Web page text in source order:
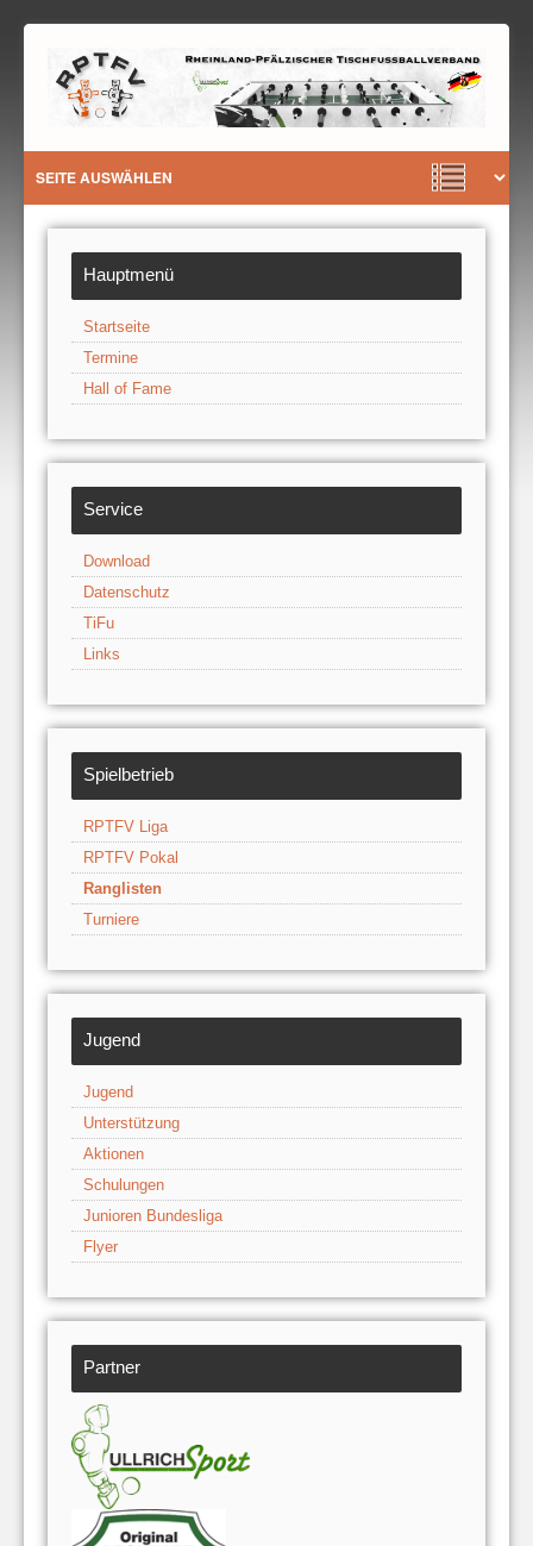
Hauptmenü
Startseite
Termine
Hall of Fame
Service
Download
Datenschutz
TiFu
Links
Spielbetrieb
RPTFV Liga
RPTFV Pokal
Ranglisten
Turniere
Jugend
Jugend
Unterstützung
Aktionen
Schulungen
Junioren Bundesliga
Flyer
Partner